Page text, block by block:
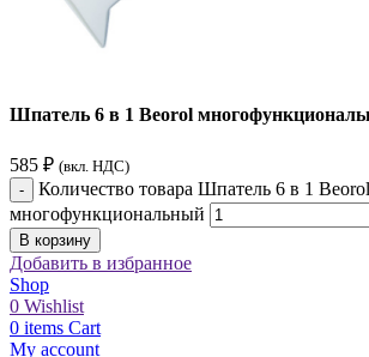
Шпатель 6 в 1 Beorol
585 ₽ (вкл. НДС)
Количество товара Шпатель 6 в 1 Beorol
многофункциональный
В корзину
Добавить в избранное
Shop
0 Wishlist
0 items Cart
My account